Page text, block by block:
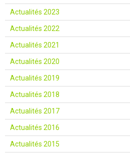
Actualités 2023
Actualités 2022
Actualités 2021
Actualités 2020
Actualités 2019
Actualités 2018
Actualités 2017
Actualités 2016
Actualités 2015